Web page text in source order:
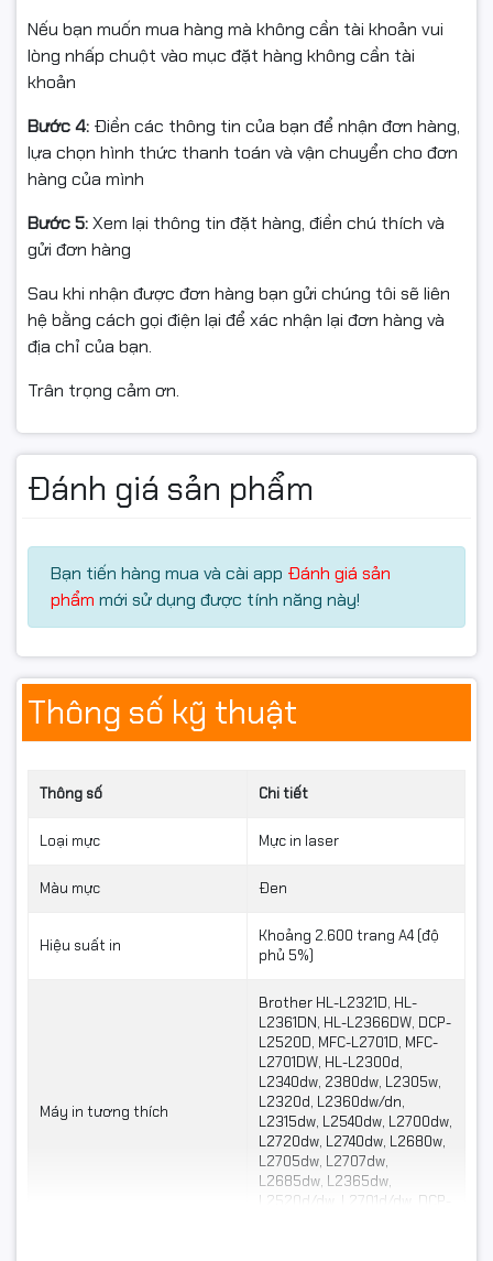
Nếu bạn muốn mua hàng mà không cần tài khoản vui
lòng nhấp chuột vào mục đặt hàng không cần tài
khoản
Bước 4: Điền các thông tin của bạn để nhận đơn hàng,
lựa chọn hình thức thanh toán và vận chuyển cho đơn
hàng của mình
Bước 5:Xem lại thông tin đặt hàng, điền chú thích và
gửi đơn hàng
Sau khi nhận được đơn hàng bạn gửi chúng tôi sẽ liên
hệ bằng cách gọi điện lại để xác nhận lại đơn hàng và
địa chỉ của bạn.
Trân trọng cảm ơn.
Đánh giá sản phẩm
Bạn tiến hàng mua và cài app Đánh giá sản
phẩm mới sử dụng được tính năng này!
Thông số kỹ thuật
Thông số Chi tiết
Loại mực Mực in laser
Màu mực Đen
Hiệu suất in
Khoảng 2.600 trang A4 (độ
phủ 5%)
Máy in tương thích
Brother HL-L2321D, HL-
L2361DN, HL-L2366DW, DCP-
L2520D, MFC-L2701D, MFC-
L2701DW, HL-L2300d,
L2340dw, 2380dw, L2305w,
L2320d, L2360dw/dn,
L2315dw, L2540dw, L2700dw,
L2720dw, L2740dw, L2680w,
L2705dw, L2707dw,
L2685dw, L2365dw,
L2520d/dw, L2701d/dw, DCP-